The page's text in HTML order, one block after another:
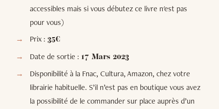
accessibles mais si vous débutez ce livre n'est pas
pour vous)
Prix : 35€
Date de sortie : 17 Mars 2023
Disponibilité à la Fnac, Cultura, Amazon, chez votre
librairie habituelle. S’il n’est pas en boutique vous avez
la possibilité de le commander sur place auprès d’un